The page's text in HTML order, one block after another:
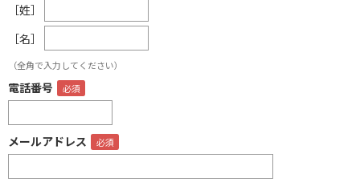
［姓］
［名］
（全角で入力してください）
電話番号
メールアドレス